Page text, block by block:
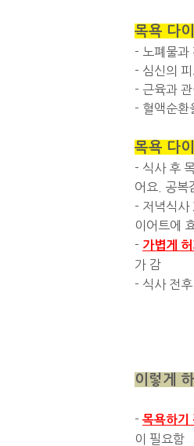
목욕 다
- 노폐물과
- 심신의
- 근육과
- 혈액순환
목욕 다
- 식사 후
어요. 공복
- 저녁식사
이어트에
- 가볍게
가 감
- 식사 전
이렇게
- 목욕하기
이 필요함